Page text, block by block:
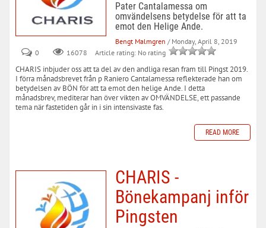
Pater Cantalamessa om
omvändelsens betydelse för att ta
emot den Helige Ande.
Bengt Malmgren / Monday, April 8, 2019
0
16078 Article rating: No rating
CHARIS inbjuder oss att ta del av den andliga resan fram till Pingst 2019.
I förra månadsbrevet från p Raniero Cantalamessa reflekterade han om
betydelsen av BÖN för att ta emot den helige Ande. I detta
månadsbrev, mediterar han över vikten av OMVÄNDELSE, ett passande
tema när fastetiden går in i sin intensivaste fas.
READ MORE
CHARIS -
Bönekampanj inför
Pingsten